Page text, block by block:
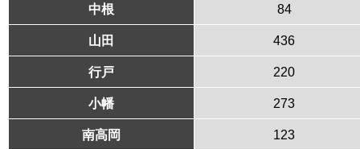
中根 84
山田 436
行戸 220
小幡 273
南高岡 123